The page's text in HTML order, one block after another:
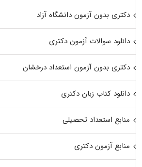
دکتری بدون آزمون دانشگاه آزاد
دانلود سوالات آزمون دکتری
دکتری بدون آزمون استعداد درخشان
دانلود کتاب زبان دکتری
منابع استعداد تحصیلی
منابع آزمون دکتری